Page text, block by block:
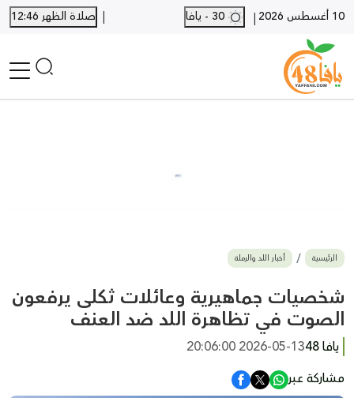
10 أغسطس 2026 |
| صلاة الظهر 12:46
بيع وشراء
أخبار القدس
وفيات
المزيد
ارسل خبر
الرئيسية أخبار اللد والرملة
شخصيات جماهيرية وعائلات ثكلى يرفعون
الصوت في تظاهرة اللد ضد العنف
يافا 48
2026-05-13 20:06:00
مشاركة عبر